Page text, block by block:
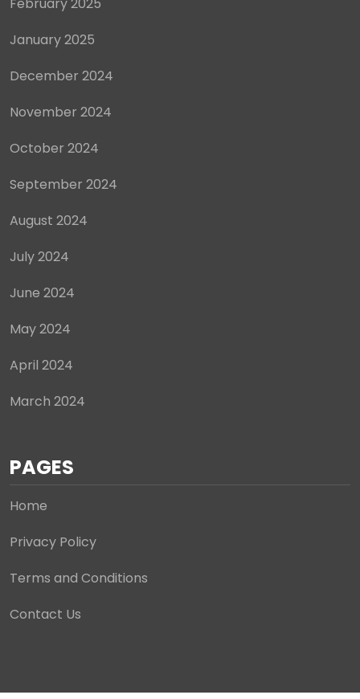
January 2025
December 2024
November 2024
October 2024
September 2024
August 2024
July 2024
June 2024
May 2024
April 2024
March 2024
PAGES
Home
Privacy Policy
Terms and Conditions
Contact Us